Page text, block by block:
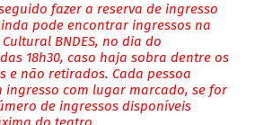
fazer a reserva de ingresso
pode encontrar ingressos na
BNDES, no dia do
18h30, caso haja sobra dentre os
e não retirados. Cada pessoa
ingresso com lugar marcado, se for
de ingressos disponíveis